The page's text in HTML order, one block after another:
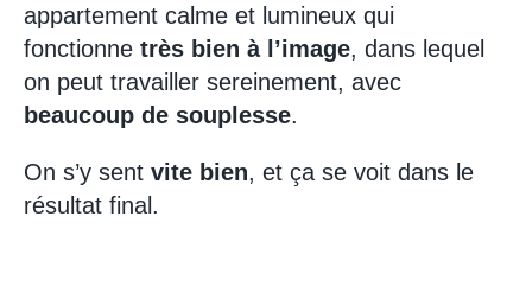
appartement calme et lumineux qui
fonctionne très bien à l’image, dans lequel
on peut travailler sereinement, avec
beaucoup de souplesse.
On s’y sent vite bien, et ça se voit dans le
résultat final.